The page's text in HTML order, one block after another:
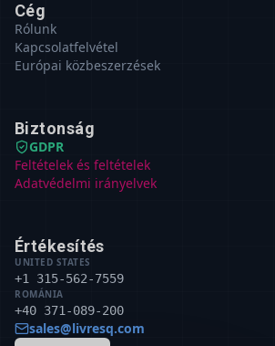
Cég
Rólunk
Kapcsolatfelvétel
Európai közbeszerzések
Biztonság
GDPR
Feltételek és feltételek
Adatvédelmi irányelvek
Értékesítés
UNITED STATES
+1 315-562-7559
ROMÁNIA
+40 371-089-200
sales@livresq.com